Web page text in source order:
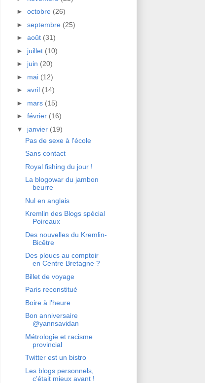
► octobre (26)
► septembre (25)
► août (31)
► juillet (10)
► juin (20)
► mai (12)
► avril (14)
► mars (15)
► février (16)
▼ janvier (19)
Pas de sexe à l'école
Sans contact
Royal fishing du jour !
La blogowar du jambon
beurre
Nul en anglais
Kremlin des Blogs spécial
Poireaux
Des nouvelles du Kremlin-
Bicêtre
Des ploucs au comptoir
en Centre Bretagne ?
Billet de voyage
Paris reconstitué
Boire à l'heure
Bon anniversaire
@yannsavidan
Métrologie et racisme
provincial
Twitter est un bistro
Les blogs personnels,
c’était mieux avant !